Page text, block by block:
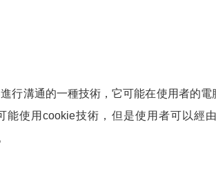
行溝通的一種技術，它可能在使用者的
能使用cookie技術，但是使用者可以經